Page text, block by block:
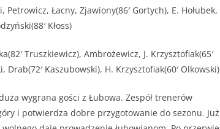
Łacny, Zjawiony(86′ Gortych), E. Hołubek,
Kłoss)
Truszkiewicz), Ambrożewicz, J. Krzysztofiak(65′
Kaszubowski), H. Krzysztofiak(60′ Olkowski)
wygrana gości z Łubowa. Zespół trenerów
i potwierdza dobre przygotowanie do sezonu. Już